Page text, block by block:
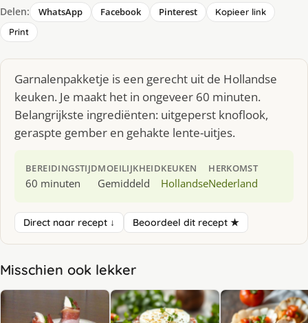
Delen: WhatsApp Facebook Pinterest
Kopieer link
Print
Garnalenpakketje is een gerecht uit de Hollandse
keuken. Je maakt het in ongeveer 60 minuten.
Belangrijkste ingrediënten: uitgeperst knoflook,
geraspte gember en gehakte lente-uitjes.
BEREIDINGSTIJD
60 minuten
MOEILIJKHEID
Gemiddeld
KEUKEN
Hollandse
HERKOMST
Nederland
Direct naar recept ↓ Beoordeel dit recept ★
Misschien ook lekker